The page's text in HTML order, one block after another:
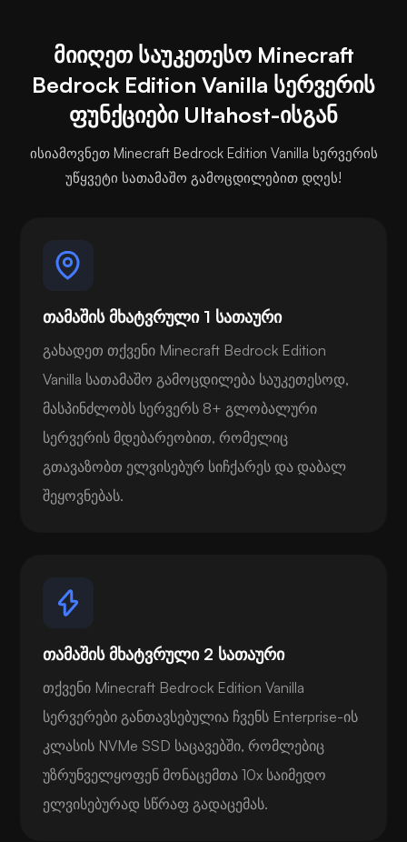
მიიღეთ საუკეთესო Minecraft
Bedrock Edition Vanilla სერვერის
ფუნქციები Ultahost-ისგან
ისიამოვნეთ Minecraft Bedrock Edition Vanilla სერვერის
უწყვეტი სათამაშო გამოცდილებით დღეს!
თამაშის მხატვრული 1 სათაური
გახადეთ თქვენი Minecraft Bedrock Edition
Vanilla სათამაშო გამოცდილება საუკეთესოდ,
მასპინძლობს სერვერს 8+ გლობალური
სერვერის მდებარეობით, რომელიც
გთავაზობთ ელვისებურ სიჩქარეს და დაბალ
შეყოვნებას.
თამაშის მხატვრული 2 სათაური
თქვენი Minecraft Bedrock Edition Vanilla
სერვერები განთავსებულია ჩვენს Enterprise-ის
კლასის NVMe SSD საცავებში, რომლებიც
უზრუნველყოფენ მონაცემთა 10x საიმედო
ელვისებურად სწრაფ გადაცემას.